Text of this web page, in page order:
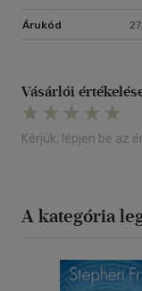
Árukód
Vásárlói
Kérjük, lépjen be az
A kategória